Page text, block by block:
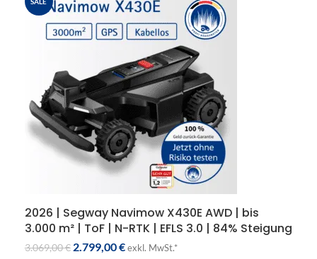
2026 | Segway Navimow X430E AWD | bis
3.000 m² | ToF | N-RTK | EFLS 3.0 | 84% Steigung
3.069,00€ 2.799,00€ exkl. MwSt.*